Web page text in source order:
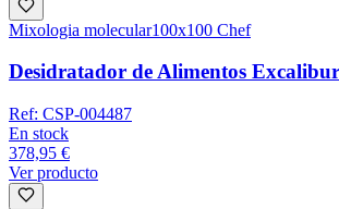
Mixologia molecular100x100 Chef
Desidratador de Alimentos
Ref: CSP-004487
En stock
378,95 €
Ver producto